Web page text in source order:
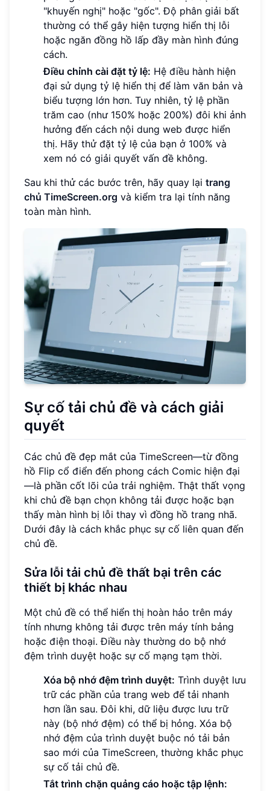
"khuyến nghị" hoặc "gốc". Độ phân giải bất
thường có thể gây hiện tượng hiển thị lỗi
hoặc ngăn đồng hồ lấp đầy màn hình đúng
cách.
Điều chỉnh cài đặt tỷ lệ: Hệ điều hành hiện
đại sử dụng tỷ lệ hiển thị để làm văn bản và
biểu tượng lớn hơn. Tuy nhiên, tỷ lệ phần
trăm cao (như 150% hoặc 200%) đôi khi ảnh
hưởng đến cách nội dung web được hiển
thị. Hãy thử đặt tỷ lệ của bạn ở 100% và
xem nó có giải quyết vấn đề không.
Sau khi thử các bước trên, hãy quay lại trang
chủ TimeScreen.org và kiểm tra lại tính năng
toàn màn hình.
Sự cố tải chủ đề và cách giải
quyết
Các chủ đề đẹp mắt của TimeScreen—từ đồng
hồ Flip cổ điển đến phong cách Comic hiện đại
—là phần cốt lõi của trải nghiệm. Thật thất vọng
khi chủ đề bạn chọn không tải được hoặc bạn
thấy màn hình bị lỗi thay vì đồng hồ trang nhã.
Dưới đây là cách khắc phục sự cố liên quan đến
chủ đề.
Sửa lỗi tải chủ đề thất bại trên các
thiết bị khác nhau
Một chủ đề có thể hiển thị hoàn hảo trên máy
tính nhưng không tải được trên máy tính bảng
hoặc điện thoại. Điều này thường do bộ nhớ
đệm trình duyệt hoặc sự cố mạng tạm thời.
Xóa bộ nhớ đệm trình duyệt: Trình duyệt lưu
trữ các phần của trang web để tải nhanh
hơn lần sau. Đôi khi, dữ liệu được lưu trữ
này (bộ nhớ đệm) có thể bị hỏng. Xóa bộ
nhớ đệm của trình duyệt buộc nó tải bản
sao mới của TimeScreen, thường khắc phục
sự cố tải chủ đề.
Tắt trình chặn quảng cáo hoặc tập lệnh: